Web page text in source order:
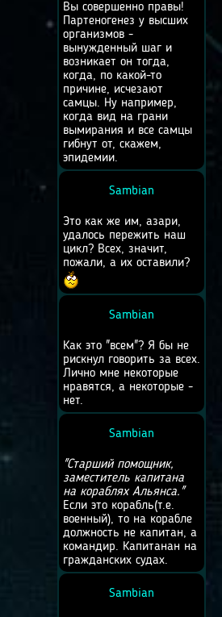
Вы совершенно правы!
Партеногенез у высших
организмов -
вынужденный шаг и
возникает он тогда,
когда, по какой-то
причине, исчезают
самцы. Ну например,
когда вид на грани
вымирания и все самцы
гибнут от, скажем,
эпидемии.
Sambian
Это как же им, азари,
удалось пережить наш
цикл? Всех, значит,
пожали, а их оставили?
Sambian
Как это "всем"? Я бы не
рискнул говорить за всех.
Лично мне некоторые
нравятся, а некоторые -
нет.
Sambian
"Старший помощник,
заместитель капитана
на кораблях Альянса."
Если это корабль(т.е.
военный), то на корабле
должность не капитан, а
командир. Капитанан на
гражданских судах.
Sambian